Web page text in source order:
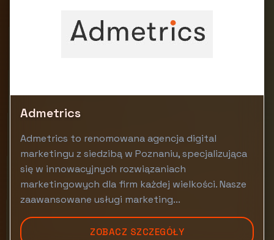
Admetrics
Admetrics to renomowana agencja digital
marketingu z siedzibą w Poznaniu, specjalizująca
się w innowacyjnych rozwiązaniach
marketingowych dla firm każdej wielkości. Nasze
zaawansowane usługi marketing...
ZOBACZ SZCZEGÓŁY